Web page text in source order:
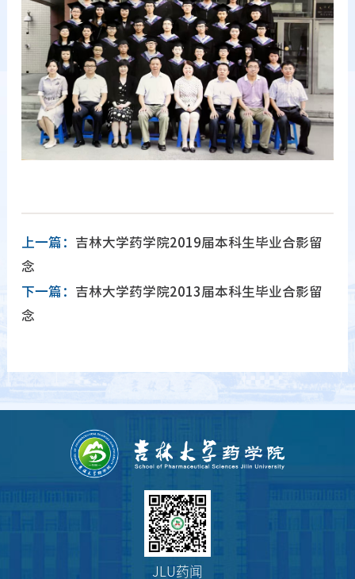
上一篇： 吉林大学药学院2019届本科生毕业合影留
念
下一篇： 吉林大学药学院2013届本科生毕业合影留
念
JLU药闻